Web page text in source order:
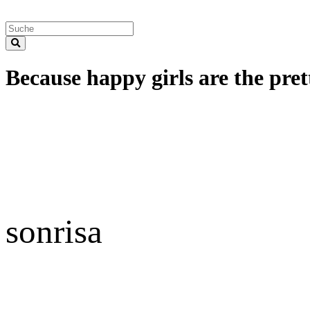
Because happy girls are the
sonrisa